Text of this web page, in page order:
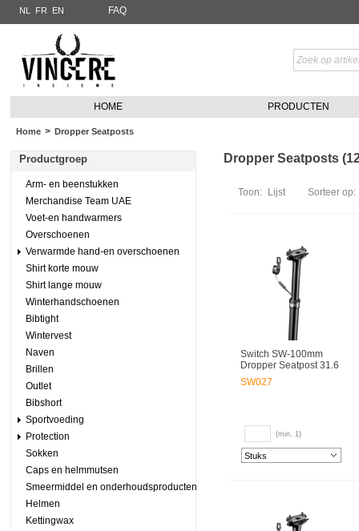
NL FR EN FAQ
HOME PRODUCTEN
Home > Dropper Seatposts
Productgroep
Arm- en beenstukken
Merchandise Team UAE
Voet-en handwarmers
Overschoenen
Verwarmde hand-en overschoenen
Shirt korte mouw
Shirt lange mouw
Winterhandschoenen
Bibtight
Wintervest
Naven
Brillen
Outlet
Bibshort
Sportvoeding
Protection
Sokken
Caps en helmmutsen
Smeermiddel en onderhoudsproducten
Helmen
Kettingwax
Dropper Seatposts
Toon: Lijst Sorteer op:
Switch SW-100mm
Dropper Seatpost 31.6
SW027
(min. 1)